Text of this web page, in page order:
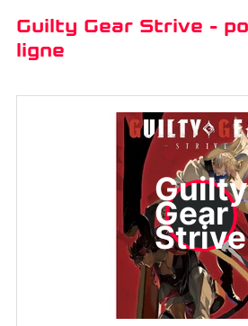
Guilty Gear Strive -
ligne
Guilty
Gear
Strive